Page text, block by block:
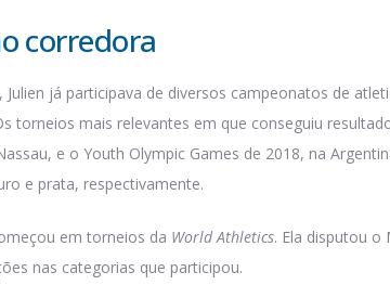
corredora
já participava de diversos campeonatos de
torneios mais relevantes em que conseguiu
e o Youth Olympic Games de 2018, na
e prata, respectivamente.
em torneios da World Athletics. Ela disputou o
nas categorias que participou.